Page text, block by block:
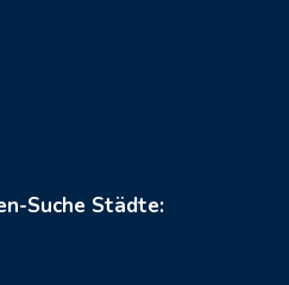
Suche Städte: